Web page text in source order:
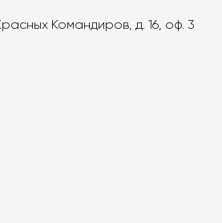
Командиров, д. 16, оф. 3